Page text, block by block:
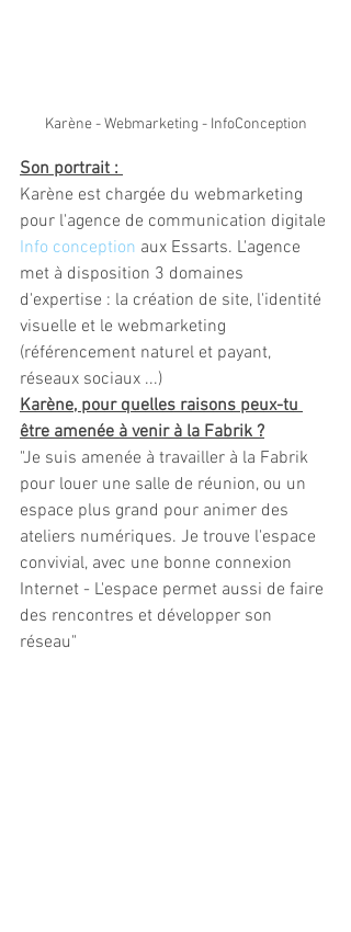
Karène - Webmarketing - InfoConception
Son portrait :
Karène est chargée du webmarketing
pour l'agence de communication digitale
Info conception aux Essarts. L'agence
met à disposition 3 domaines
d'expertise : la création de site, l'identité
visuelle et le webmarketing
(référencement naturel et payant,
réseaux sociaux ...)
Karène, pour quelles raisons peux-tu
être amenée à venir à la Fabrik ?
"Je suis amenée à travailler à la Fabrik
pour louer une salle de réunion, ou un
espace plus grand pour animer des
ateliers numériques. Je trouve l'espace
convivial, avec une bonne connexion
Internet - L'espace permet aussi de faire
des rencontres et développer son
réseau"